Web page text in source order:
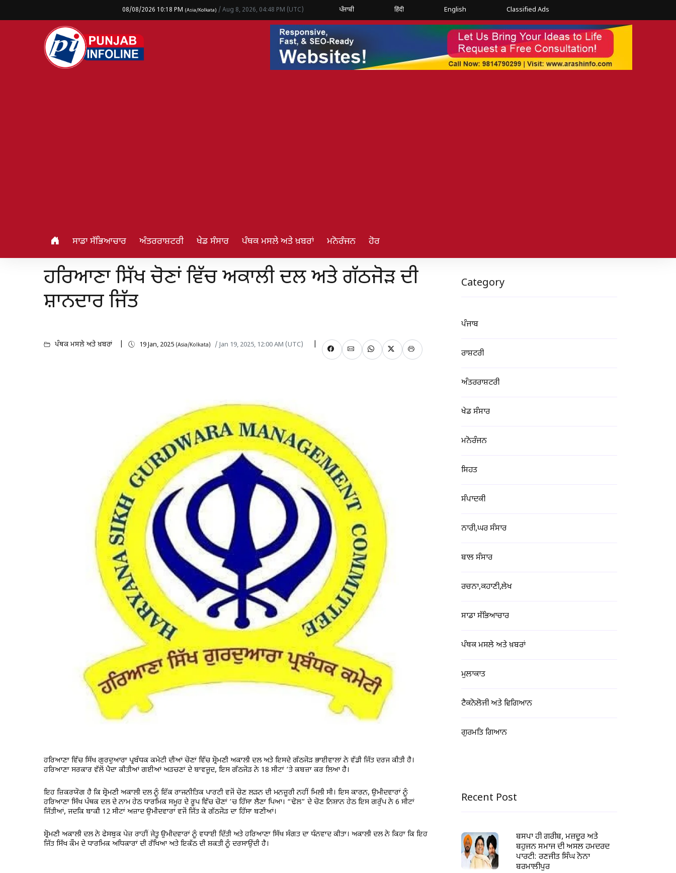
08/08/2026 10:18 PM (Asia/Kolkata) / Aug 8, 2026, 04:48 PM (UTC) ਪੰਜਾਬੀ हिंदी English Classified Ads
ਸਾਡਾ ਸੱਭਿਆਚਾਰ ਅੰਤਰਰਾਸ਼ਟਰੀ ਖੇਡ ਸੰਸਾਰ ਪੰਥਕ ਮਸਲੇ ਅਤੇ ਖ਼ਬਰਾਂ ਮਨੋਰੰਜਨ ਹੋਰ
ਹਰਿਆਣਾ ਸਿੱਖ ਚੋਣਾਂ ਵਿੱਚ ਅਕਾਲੀ ਦਲ ਅਤੇ ਗੱਠਜੋੜ ਦੀ
ਸ਼ਾਨਦਾਰ ਜਿੱਤ
ਪੰਥਕ ਮਸਲੇ ਅਤੇ ਖ਼ਬਰਾਂ 19 Jan, 2025 (Asia/Kolkata) / Jan 19, 2025, 12:00 AM (UTC)
ਹਰਿਆਣਾ ਵਿੱਚ ਸਿੱਖ ਗੁਰਦੁਆਰਾ ਪ੍ਰਬੰਧਕ ਕਮੇਟੀ ਦੀਆਂ ਚੋਣਾਂ ਵਿੱਚ ਸ਼੍ਰੋਮਣੀ ਅਕਾਲੀ ਦਲ ਅਤੇ ਇਸਦੇ ਗੱਠਜੋੜ ਭਾਈਵਾਲਾਂ ਨੇ ਵੱਡੀ ਜਿੱਤ ਦਰਜ ਕੀਤੀ ਹੈ।
ਹਰਿਆਣਾ ਸਰਕਾਰ ਵੱਲੋਂ ਪੈਦਾ ਕੀਤੀਆਂ ਗਈਆਂ ਅੜਚਣਾਂ ਦੇ ਬਾਵਜੂਦ, ਇਸ ਗੱਠਜੋੜ ਨੇ 18 ਸੀਟਾਂ ’ਤੇ ਕਬਜ਼ਾ ਕਰ ਲਿਆ ਹੈ।
ਇਹ ਜ਼ਿਕਰਯੋਗ ਹੈ ਕਿ ਸ਼੍ਰੋਮਣੀ ਅਕਾਲੀ ਦਲ ਨੂੰ ਇੱਕ ਰਾਜਨੀਤਿਕ ਪਾਰਟੀ ਵਜੋਂ ਚੋਣ ਲੜਨ ਦੀ ਮਨਜ਼ੂਰੀ ਨਹੀਂ ਮਿਲੀ ਸੀ। ਇਸ ਕਾਰਨ, ਉਮੀਦਵਾਰਾਂ ਨੂੰ
ਹਰਿਆਣਾ ਸਿੱਖ ਪੰਥਕ ਦਲ ਦੇ ਨਾਮ ਹੇਠ ਧਾਰਮਿਕ ਸਮੂਹ ਦੇ ਰੂਪ ਵਿੱਚ ਚੋਣਾਂ ’ਚ ਹਿੱਸਾ ਲੈਣਾ ਪਿਆ। “ਢੋਲ” ਦੇ ਚੋਣ ਨਿਸ਼ਾਨ ਹੇਠ ਇਸ ਗਰੁੱਪ ਨੇ 6 ਸੀਟਾਂ
ਜਿੱਤੀਆਂ, ਜਦਕਿ ਬਾਕੀ 12 ਸੀਟਾਂ ਅਜ਼ਾਦ ਉਮੀਦਵਾਰਾਂ ਵਜੋਂ ਜਿੱਤ ਕੇ ਗੱਠਜੋੜ ਦਾ ਹਿੱਸਾ ਬਣੀਆਂ।
ਸ਼੍ਰੋਮਣੀ ਅਕਾਲੀ ਦਲ ਨੇ ਫੇਸਬੁਕ ਪੇਜ਼ ਰਾਹੀਂ ਜੇਤੂ ਉਮੀਦਵਾਰਾਂ ਨੂੰ ਵਧਾਈ ਦਿੱਤੀ ਅਤੇ ਹਰਿਆਣਾ ਸਿੱਖ ਸੰਗਤ ਦਾ ਧੰਨਵਾਦ ਕੀਤਾ। ਅਕਾਲੀ ਦਲ ਨੇ ਕਿਹਾ ਕਿ ਇਹ
ਜਿੱਤ ਸਿੱਖ ਕੌਮ ਦੇ ਧਾਰਮਿਕ ਅਧਿਕਾਰਾਂ ਦੀ ਰੱਖਿਆ ਅਤੇ ਇਕੱਠ ਦੀ ਸ਼ਕਤੀ ਨੂੰ ਦਰਸਾਉਂਦੀ ਹੈ।
Category
ਪੰਜਾਬ
ਰਾਸ਼ਟਰੀ
ਅੰਤਰਰਾਸ਼ਟਰੀ
ਖੇਡ ਸੰਸਾਰ
ਮਨੋਰੰਜਨ
ਸਿਹਤ
ਸੰਪਾਦਕੀ
ਨਾਰੀ,ਘਰ ਸੰਸਾਰ
ਬਾਲ ਸੰਸਾਰ
ਰਚਨਾ,ਕਹਾਣੀ,ਲੇਖ
ਸਾਡਾ ਸੱਭਿਆਚਾਰ
ਪੰਥਕ ਮਸਲੇ ਅਤੇ ਖ਼ਬਰਾਂ
ਮੁਲਾਕਾਤ
ਟੈਕਨੋਲੋਜੀ ਅਤੇ ਵਿਗਿਆਨ
ਗੁਰਮਤਿ ਗਿਆਨ
Recent Post
ਬਸਪਾ ਹੀ ਗਰੀਬ, ਮਜ਼ਦੂਰ ਅਤੇ
ਬਹੁਜਨ ਸਮਾਜ ਦੀ ਅਸਲ ਹਮਦਰਦ
ਪਾਰਟੀ: ਰਣਜੀਤ ਸਿੰਘ ਨੋਨਾ
ਬਰਮਾਲੀਪੁਰ